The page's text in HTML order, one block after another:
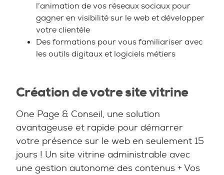
l’animation de vos réseaux sociaux pour
gagner en visibilité sur le web et développer
votre clientèle
Des formations pour vous familiariser avec
les outils digitaux et logiciels métiers
Création de votre site vitrine
One Page & Conseil, une solution
avantageuse et rapide pour démarrer
votre présence sur le web en seulement 15
jours ! Un site vitrine administrable avec
une gestion autonome des contenus + Vos